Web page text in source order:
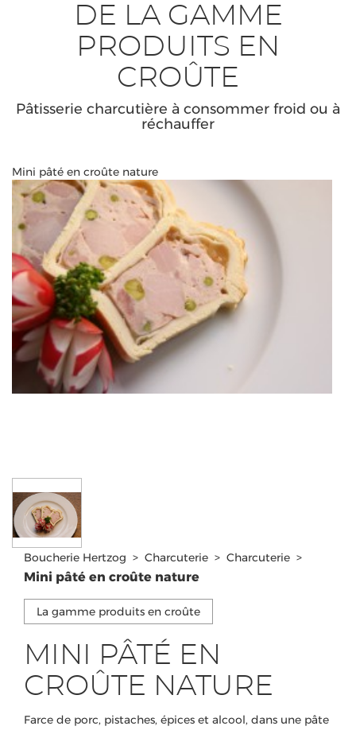
DE LA GAMME
PRODUITS EN
CROÛTE
Pâtisserie charcutière à consommer froid ou à
réchauffer
Mini pâté en croûte nature
Boucherie Hertzog > Charcuterie > Charcuterie >
Mini pâté en croûte nature
La gamme produits en croûte
MINI PÂTÉ EN
CROÛTE NATURE
Farce de porc, pistaches, épices et alcool, dans une pâte